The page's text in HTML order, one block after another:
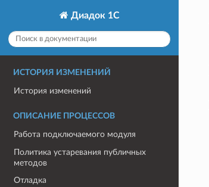
Диадок 1С
ИСТОРИЯ ИЗМЕНЕНИЙ
История изменений
ОПИСАНИЕ ПРОЦЕССОВ
Работа подключаемого модуля
Политика устаревания публичных
методов
Отладка